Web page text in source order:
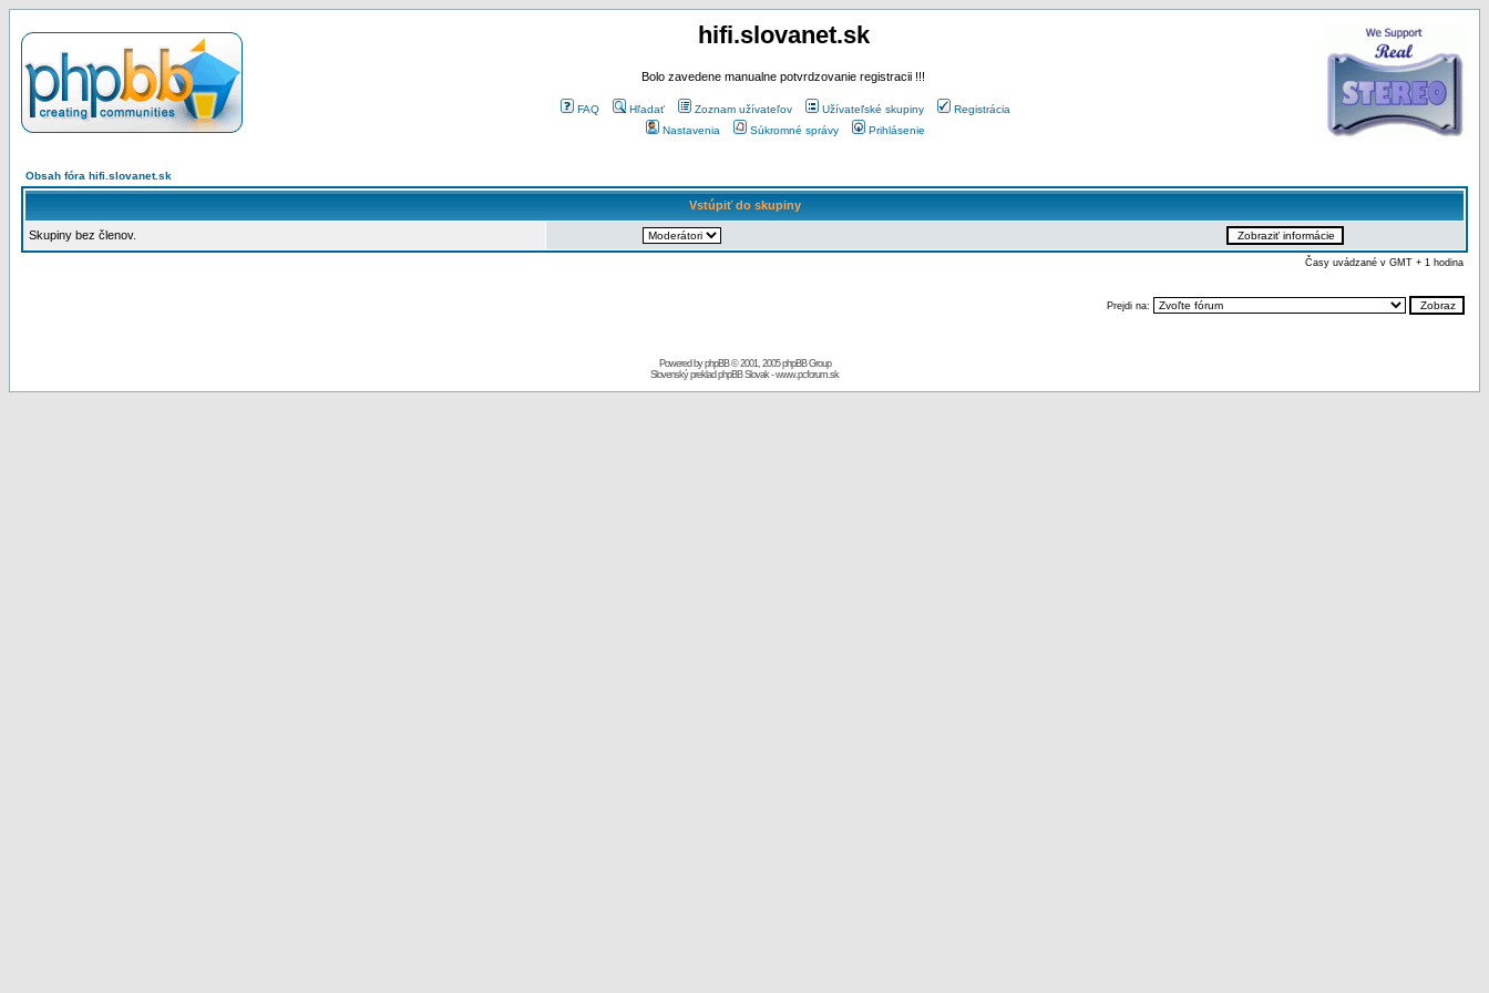
hifi.slovanet.sk
Bolo zavedene manualne potvrdzovanie registracii !!!
FAQ Hľadať Zoznam užívateľov Užívateľské skupiny
Registrácia
Nastavenia
Súkromné správy Prihlásenie
Obsah fóra hifi.slovanet.sk
Vstúpiť do skupiny
Skupiny bez členov.
Časy uvádzané v GMT + 1 hodina
Prejdi na:
Powered byphpBB© 2001, 2005 phpBB Group
Slovenský preklad phpBB Slovak-www.pcforum.sk